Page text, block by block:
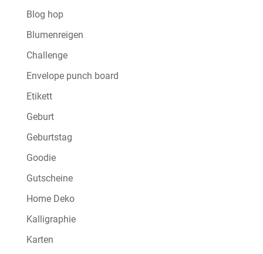
Blog hop
Blumenreigen
Challenge
Envelope punch board
Etikett
Geburt
Geburtstag
Goodie
Gutscheine
Home Deko
Kalligraphie
Karten